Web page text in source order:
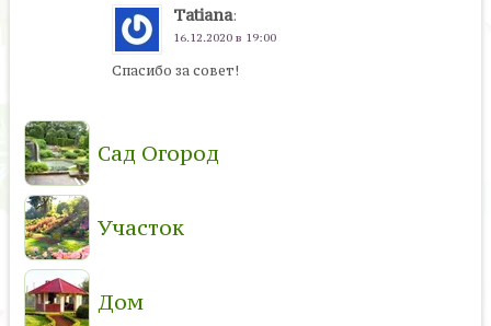
Tatiana:
16.12.2020 в 19:00
Спасибо за совет!
Сад Огород
Участок
Дом